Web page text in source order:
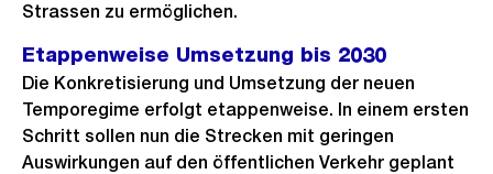
Strassen zu ermöglichen.
Etappenweise Umsetzung bis 2030
Die Konkretisierung und Umsetzung der neuen
Temporegime erfolgt etappenweise. In einem ersten
Schritt sollen nun die Strecken mit geringen
Auswirkungen auf den öffentlichen Verkehr geplant